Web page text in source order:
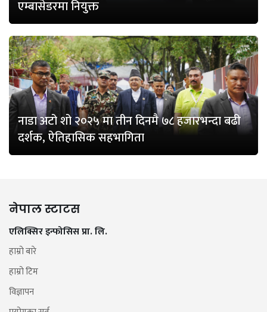
एम्बासेडरमा नियुक्त
नाडा अटो शो २०२५ मा तीन दिनमै ७८ हजारभन्दा बढी
दर्शक, ऐतिहासिक सहभागिता
नेपाल स्टाटस
एलिक्सिर इन्फोसिस प्रा. लि.
हाम्रो बारे
हाम्रो टिम
विज्ञापन